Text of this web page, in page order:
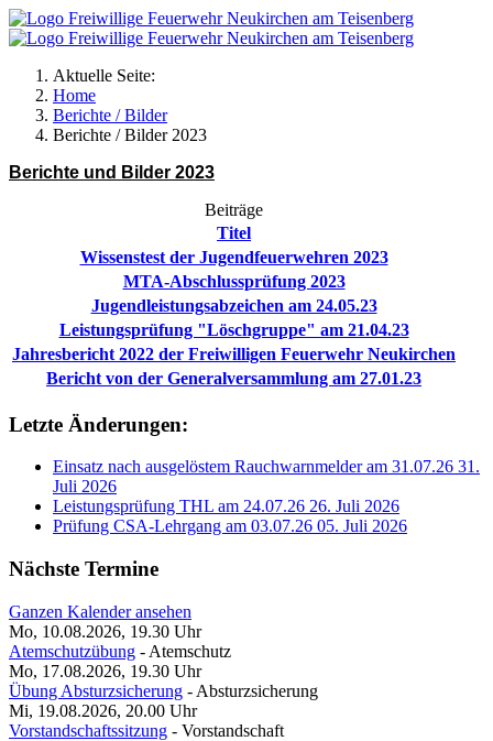
Aktuelle Seite:
Home
Berichte / Bilder
Berichte / Bilder 2023
Berichte und Bilder 2023
Beiträge
Titel
Wissenstest der Jugendfeuerwehren 2023
MTA-Abschlussprüfung 2023
Jugendleistungsabzeichen am 24.05.23
Leistungsprüfung "Löschgruppe" am 21.04.23
Jahresbericht 2022 der Freiwilligen Feuerwehr Neukirchen
Bericht von der Generalversammlung am 27.01.23
Letzte Änderungen:
Einsatz nach ausgelöstem Rauchwarnmelder am 31.07.26 31.
Juli 2026
Leistungsprüfung THL am 24.07.26 26. Juli 2026
Prüfung CSA-Lehrgang am 03.07.26 05. Juli 2026
Nächste Termine
Ganzen Kalender ansehen
Mo, 10.08.2026, 19.30 Uhr
Atemschutzübung - Atemschutz
Mo, 17.08.2026, 19.30 Uhr
Übung Absturzsicherung - Absturzsicherung
Mi, 19.08.2026, 20.00 Uhr
Vorstandschaftssitzung - Vorstandschaft